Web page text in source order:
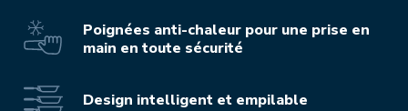
Poignées anti-chaleur pour une prise en
main en toute sécurité
Design intelligent et empilable